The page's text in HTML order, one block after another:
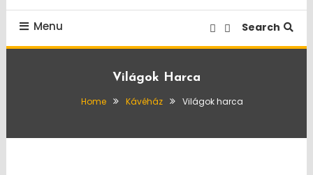
Menu Search
Világok Harca
Home Kávéház Világok harca